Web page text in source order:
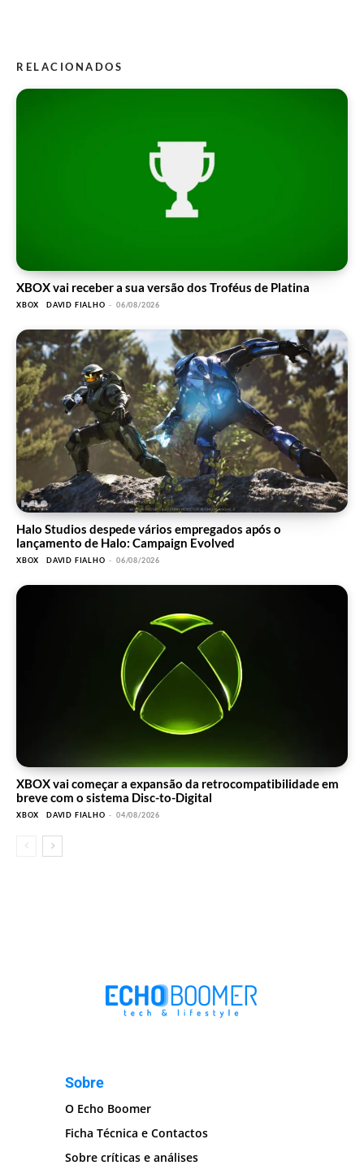
RELACIONADOS
XBOX vai receber a sua versão dos Troféus de Platina
XBOX DAVID FIALHO - 06/08/2026
Halo Studios despede vários empregados após o
lançamento de Halo: Campaign Evolved
XBOX DAVID FIALHO - 06/08/2026
XBOX vai começar a expansão da retrocompatibilidade em
breve com o sistema Disc-to-Digital
XBOX DAVID FIALHO - 04/08/2026
Sobre
O Echo Boomer
Ficha Técnica e Contactos
Sobre críticas e análises